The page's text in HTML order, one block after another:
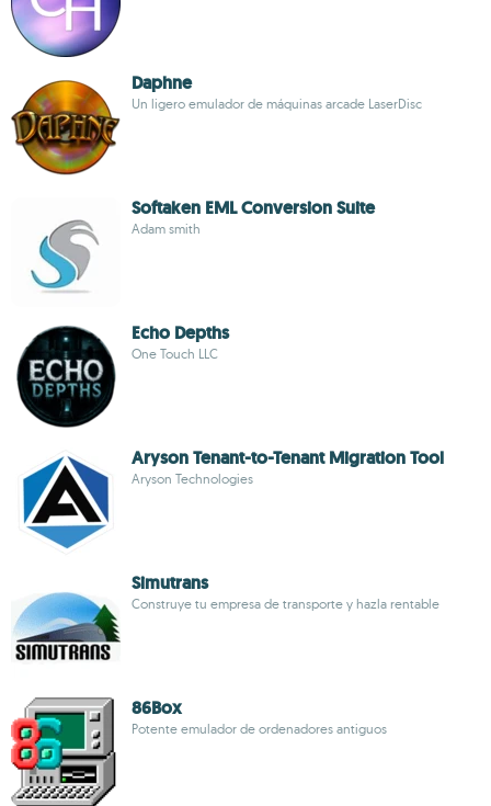
Daphne
Un ligero emulador de máquinas arcade LaserDisc
Softaken EML Conversion Suite
Adam smith
Echo Depths
One Touch LLC
Aryson Tenant-to-Tenant Migration Tool
Aryson Technologies
Simutrans
Construye tu empresa de transporte y hazla rentable
86Box
Potente emulador de ordenadores antiguos